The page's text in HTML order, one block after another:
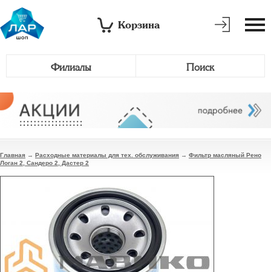
Корзина
Филиалы Поиск
Главная → Расходные материалы для тех. обслуживания → Фильтр масляный Рено
Логан 2, Сандеро 2, Дастер 2